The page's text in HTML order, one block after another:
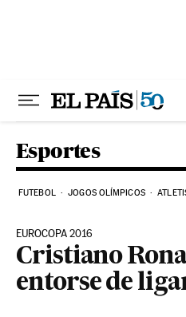
Esportes
FUTEBOL JOGOS OLÍMPICOS
EUROCOPA 2016
Cristiano
entorse de